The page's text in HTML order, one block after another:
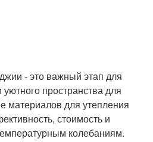
- это важный этап для
пространства для
материалов для утепления
стоимость и
колебаниям.